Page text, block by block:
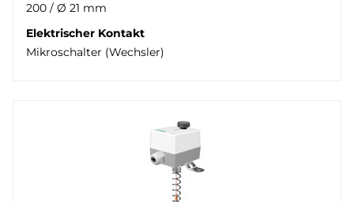
200 / Ø 21 mm
Elektrischer Kontakt
Mikroschalter (Wechsler)